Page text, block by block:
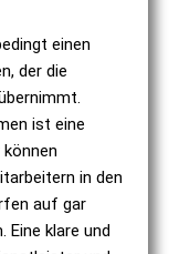
einen
der die
ist eine
in den
auf gar
Eine klare und